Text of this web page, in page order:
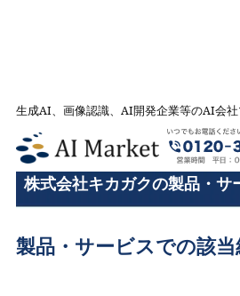
生成AI、画像認識、AI開発企業等のAI会
AI会社とのマッチングは AI Market
株式会社キカガクの製品・サービス一
株式会社キカガクの製品・サ
製品・サービスでの該